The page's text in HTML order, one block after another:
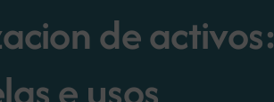
de activos: